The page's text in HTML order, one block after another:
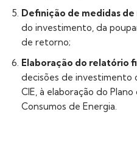
Definição de medidas de
do investimento, da
de retorno;
Elaboração do relatório
decisões de investimento
CIE, à elaboração do
Consumos de Energia.